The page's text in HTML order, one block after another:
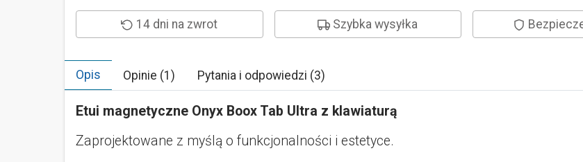
14 dni na zwrot Szybka wysyłka
Opis Opinie (1) Pytania i odpowiedzi (3)
Etui magnetyczne Onyx Boox Tab Ultra z klawiaturą
Zaprojektowane z myślą o funkcjonalności i estetyce.